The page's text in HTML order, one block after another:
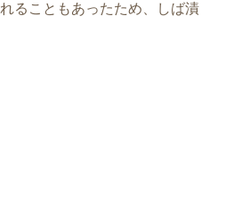
ることもあったため、しば漬